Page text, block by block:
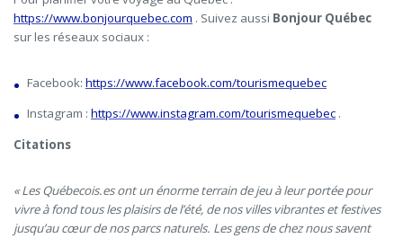
https://www.bonjourquebec.com . Suivez aussi Bonjour Québec
sur les réseaux sociaux :
Facebook: https://www.facebook.com/tourismequebec
Instagram : https://www.instagram.com/tourismequebec .
Citations
«LesQuébecois.es ontun énorme terrain de jeu à leur portéepour
vivre à fondtous les plaisirs de l’été, de nos villes vibrantes et festives
jusqu’aucœurde nos parcs naturels. Lesgens de chez nous savent